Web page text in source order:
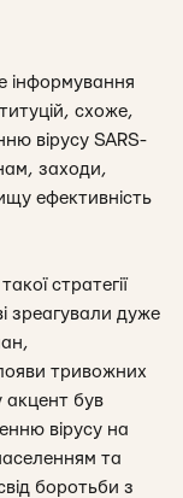
інформування
схоже,
вірусу SARS-
заходи,
ефективність
стратегії
зреагували дуже
тривожних
акцент був
вірусу на
та
боротьби з